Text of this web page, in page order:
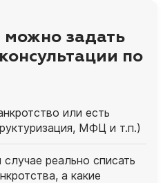
можно задать
по
или есть
МФЦ и т.п.)
реально списать
а какие